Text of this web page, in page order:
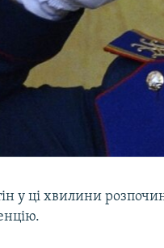
у ці хвилини